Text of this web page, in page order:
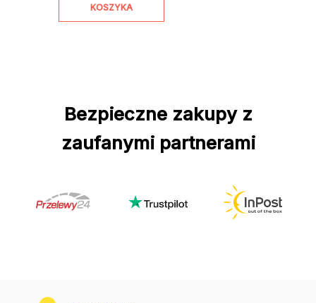
KOSZYKA
Bezpieczne zakupy z
zaufanymi partnerami